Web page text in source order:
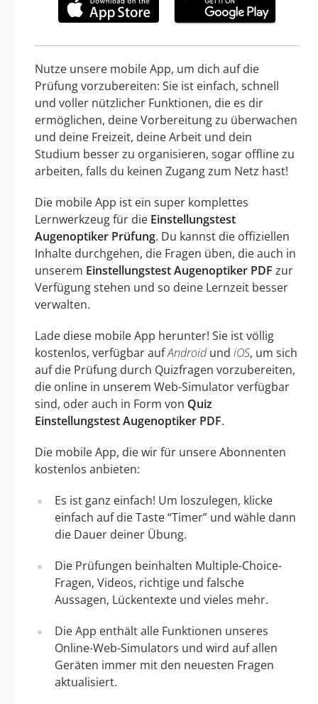
Nutze unsere mobile App, um dich auf die
Prüfung vorzubereiten: Sie ist einfach, schnell
und voller nützlicher Funktionen, die es dir
ermöglichen, deine Vorbereitung zu überwachen
und deine Freizeit, deine Arbeit und dein
Studium besser zu organisieren, sogar offline zu
arbeiten, falls du keinen Zugang zum Netz hast!
Die mobile App ist ein super komplettes
Lernwerkzeug für die Einstellungstest
Augenoptiker Prüfung. Du kannst die offiziellen
Inhalte durchgehen, die Fragen üben, die auch in
unserem Einstellungstest Augenoptiker PDF zur
Verfügung stehen und so deine Lernzeit besser
verwalten.
Lade diese mobile App herunter! Sie ist völlig
kostenlos, verfügbar aufAndroidund iOS, um sich
auf die Prüfung durch Quizfragen vorzubereiten,
die online in unserem Web-Simulator verfügbar
sind, oder auch in Form von Quiz
Einstellungstest Augenoptiker PDF.
Die mobile App, die wir für unsere Abonnenten
kostenlos anbieten:
Es ist ganz einfach! Um loszulegen, klicke
einfach auf die Taste “Timer” und wähle dann
die Dauer deiner Übung.
Die Prüfungen beinhalten Multiple-Choice-
Fragen, Videos, richtige und falsche
Aussagen, Lückentexte und vieles mehr.
Die App enthält alle Funktionen unseres
Online-Web-Simulators und wird auf allen
Geräten immer mit den neuesten Fragen
aktualisiert.